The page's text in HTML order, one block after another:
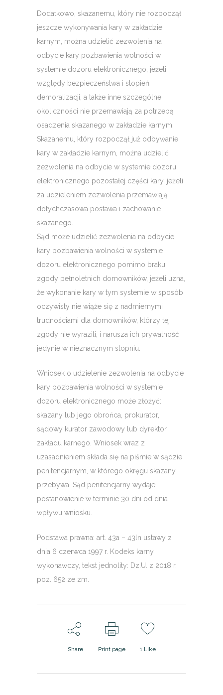
Dodatkowo, skazanemu, który nie rozpoczął
jeszcze wykonywania kary w zakładzie
karnym, można udzielić zezwolenia na
odbycie kary pozbawienia wolności w
systemie dozoru elektronicznego, jeżeli
względy bezpieczeństwa i stopień
demoralizacji, a także inne szczególne
okoliczności nie przemawiają za potrzebą
osadzenia skazanego w zakładzie karnym.
Skazanemu, który rozpoczął już odbywanie
kary w zakładzie karnym, można udzielić
zezwolenia na odbycie w systemie dozoru
elektronicznego pozostałej części kary, jeżeli
za udzieleniem zezwolenia przemawiają
dotychczasowa postawa i zachowanie
skazanego.
Sąd może udzielić zezwolenia na odbycie
kary pozbawienia wolności w systemie
dozoru elektronicznego pomimo braku
zgody pełnoletnich domowników, jeżeli uzna,
że wykonanie kary w tym systemie w sposób
oczywisty nie wiąże się z nadmiernymi
trudnościami dla domowników, którzy tej
zgody nie wyrazili, i narusza ich prywatność
jedynie w nieznacznym stopniu.
Wniosek o udzielenie zezwolenia na odbycie
kary pozbawienia wolności w systemie
dozoru elektronicznego może złożyć:
skazany lub jego obrońca, prokurator,
sądowy kurator zawodowy lub dyrektor
zakładu karnego. Wniosek wraz z
uzasadnieniem składa się na piśmie w sądzie
penitencjarnym, w którego okręgu skazany
przebywa. Sąd penitencjarny wydaje
postanowienie w terminie 30 dni od dnia
wpływu wniosku.
Podstawa prawna: art. 43a – 43ln ustawy z
dnia 6 czerwca 1997 r. Kodeks karny
wykonawczy, tekst jednolity: Dz.U. z 2018 r.
poz. 652 ze zm.
Share Print page 1Like